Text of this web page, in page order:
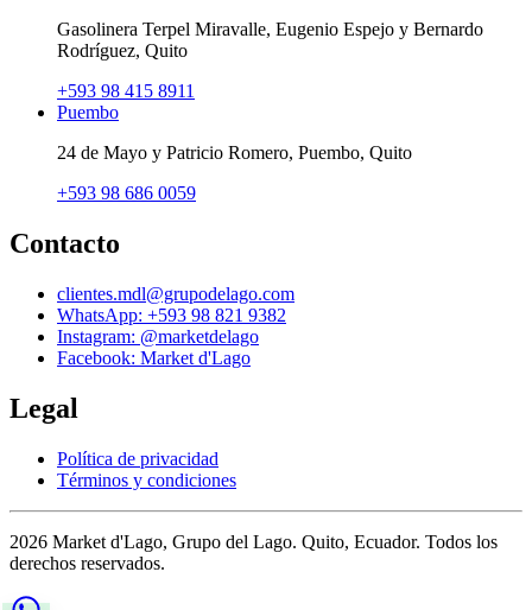
Gasolinera Terpel Miravalle, Eugenio Espejo y Bernardo
Rodríguez, Quito
+593 98 415 8911
Puembo
24 de Mayo y Patricio Romero, Puembo, Quito
+593 98 686 0059
Contacto
clientes.mdl@grupodelago.com
WhatsApp: +593 98 821 9382
Instagram: @marketdelago
Facebook: Market d'Lago
Legal
Política de privacidad
Términos y condiciones
2026 Market d'Lago, Grupo del Lago. Quito, Ecuador. Todos los
derechos reservados.